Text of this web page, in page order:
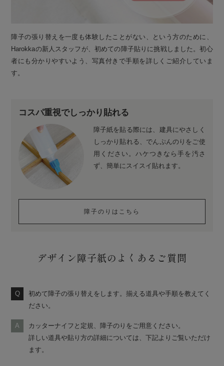
障子の張り替えを一度も体験したことがない、という方のために、
Harokkaの新人スタッフが、初めての障子貼りに挑戦しました。初心
者にも分かりやすいよう、写真付きで手順を詳しくご紹介していま
す。
コスパ重視でしっかり貼れる
障子紙を貼る際には、建具にやさしく
しっかり貼れる、でんぷんのりをご使
用ください。ハケつきなら手を汚さ
ず、簡単にスイスイ貼れます。
障子のりはこちら
デザイン障子紙のよくあるご質問
初めて障子の張り替えをします。揃える道具や手順を教えてく
ださい。
カッターナイフと定規、障子のりをご用意ください。
詳しい道具や貼り方の詳細については、下記よりご覧いただけ
ます。